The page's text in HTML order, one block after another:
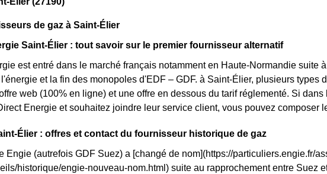
de gaz à Saint-Élier
Saint-Élier : tout savoir sur le premier fournisseur alternatif
est entré dans le marché français notamment en Haute-Normandie suite
et la fin des monopoles d'EDF – GDF. à Saint-Élier, plusieurs types
web (100% en ligne) et une offre en dessous du tarif réglementé. Si
Energie et souhaitez joindre leur service client, vous pouvez composer
Élier : offres et contact du fournisseur historique de gaz
Engie (autrefois GDF Suez) a [changé de nom](https://particuliers.engie.fr/
historique/engie-nouveau-nom.html) suite au rapprochement entre Suez